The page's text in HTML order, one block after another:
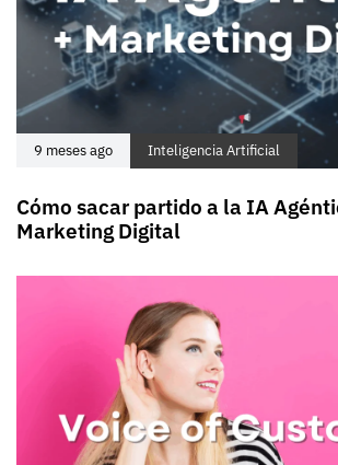
9 meses ago Inteligencia Artificial
Cómo sacar partido a la IA
Marketing Digital